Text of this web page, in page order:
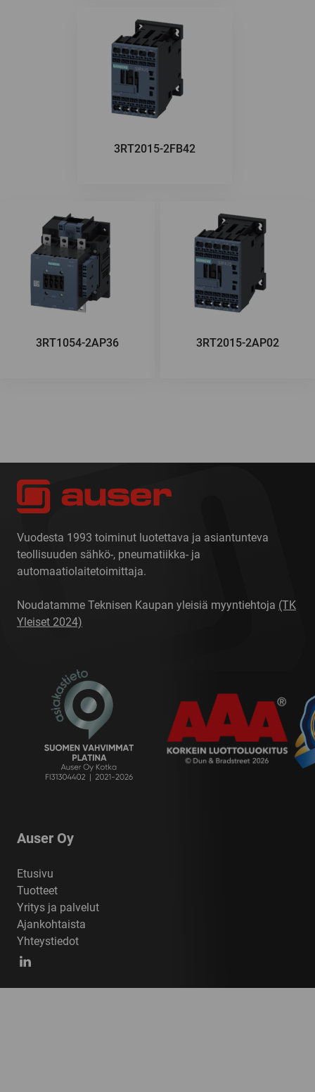
3RT2015-2FB42
3RT1054-2AP36 3RT2015-2AP02
Vuodesta 1993 toiminut luotettava ja asiantunteva
teollisuuden sähkö-, pneumatiikka- ja
automaatiolaitetoimittaja.
Noudatamme Teknisen Kaupan yleisiä myyntiehtoja (TK
Yleiset 2024)
Auser Oy
Etusivu
Tuotteet
Yritys ja palvelut
Ajankohtaista
Yhteystiedot